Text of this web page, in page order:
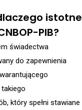
istotne
PIB?
świadectwa
do zapewnienia
który spełni stawiane